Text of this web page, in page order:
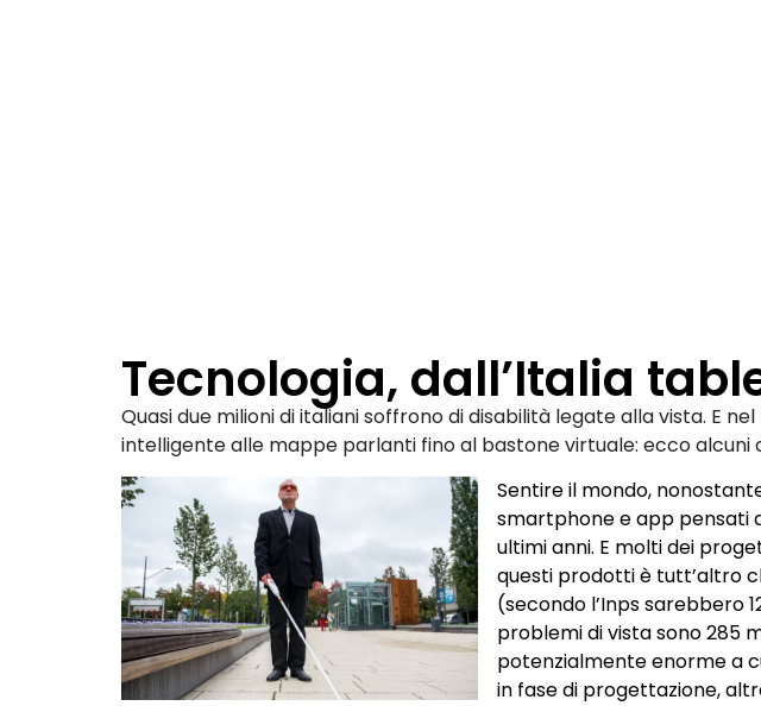
Tecnologia, dall’Italia
Quasi due milioni di italiani soffrono di disabilità legate alla vista. E
intelligente alle mappe parlanti fino al bastone virtuale: ecco alcuni
Sentire il mondo, nonos
smartphone e app pensati
ultimi anni. E molti dei
questi prodotti è tutt’altro
(secondo l’Inpssarebbero
problemi di vistasono 285
potenzialmente enorme a
in fase di progettazione,